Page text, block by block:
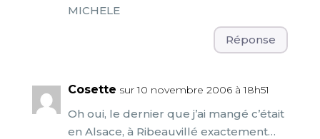
MICHELE
Réponse
Cosette sur 10 novembre 2006 à 18h51
Oh oui, le dernier que j’ai mangé c’était
en Alsace, à Ribeauvillé exactement…